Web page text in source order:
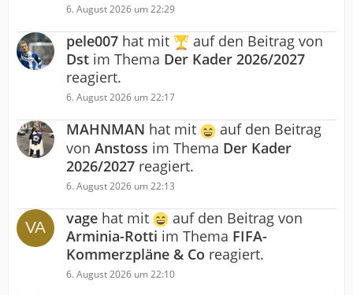
6. August 2026 um 22:29
pele007 hat mit
auf den Beitrag von
Dst im Thema Der Kader 2026/2027
reagiert.
6. August 2026 um 22:17
MAHNMAN hat mit
auf den Beitrag
von Anstoss im Thema Der Kader
2026/2027 reagiert.
6. August 2026 um 22:13
vage hat mit
auf den Beitrag von
Arminia-Rotti im Thema FIFA-
Kommerzpläne & Co reagiert.
6. August 2026 um 22:10